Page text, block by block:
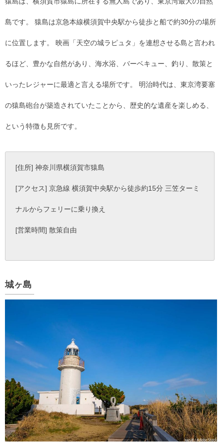
島です。 猿島は京急本線横須賀中央駅から徒歩と船で約30分の場所
に位置します。 映画「天空の城ラピュタ」を連想させる島と言われ
るほど、豊かな自然があり、海水浴、バーベキュー、釣り、散策と
いったレジャーに最適と言える場所です。 明治時代は、東京湾要塞
の猿島砲台が築造されていたことから、歴史的な遺産を楽しめる、
という特徴も見所です。
[住所] 神奈川県横須賀市猿島
[アクセス] 京急線 横須賀中央駅から徒歩約15分 三笠ターミ
ナルからフェリーに乗り換え
[営業時間] 散策自由
城ヶ島